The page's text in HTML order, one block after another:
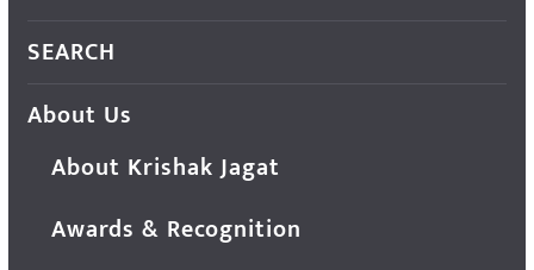
SEARCH
About Us
About Krishak Jagat
Awards & Recognition